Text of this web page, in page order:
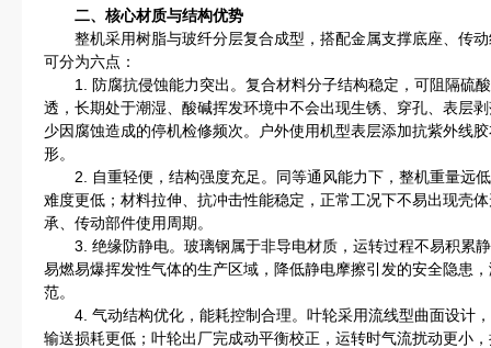
二、核心材质与结构优势
整机采用树脂与玻纤分层复合成型，搭配金属支撑底座、传动
可分为六点：
1. 防腐抗侵蚀能力突出。复合材料分子结构稳定，可阻隔硫
透，长期处于潮湿、酸碱挥发环境中不会出现生锈、穿孔、表层
少因腐蚀造成的停机检修频次。户外使用机型表层添加抗紫外线
形。
2. 自重轻便，结构强度充足。同等通风能力下，整机重量远
难度更低；材料拉伸、抗冲击性能稳定，正常工况下不易出现壳
承、传动部件使用周期。
3. 绝缘防静电。玻璃钢属于非导电材质，运转过程不易积累
易燃易爆挥发性气体的生产区域，降低静电摩擦引发的安全隐患
范。
4. 气动结构优化，能耗控制合理。叶轮采用流线型曲面设计
输送损耗更低；叶轮出厂完成动平衡校正，运转时气流扰动更小